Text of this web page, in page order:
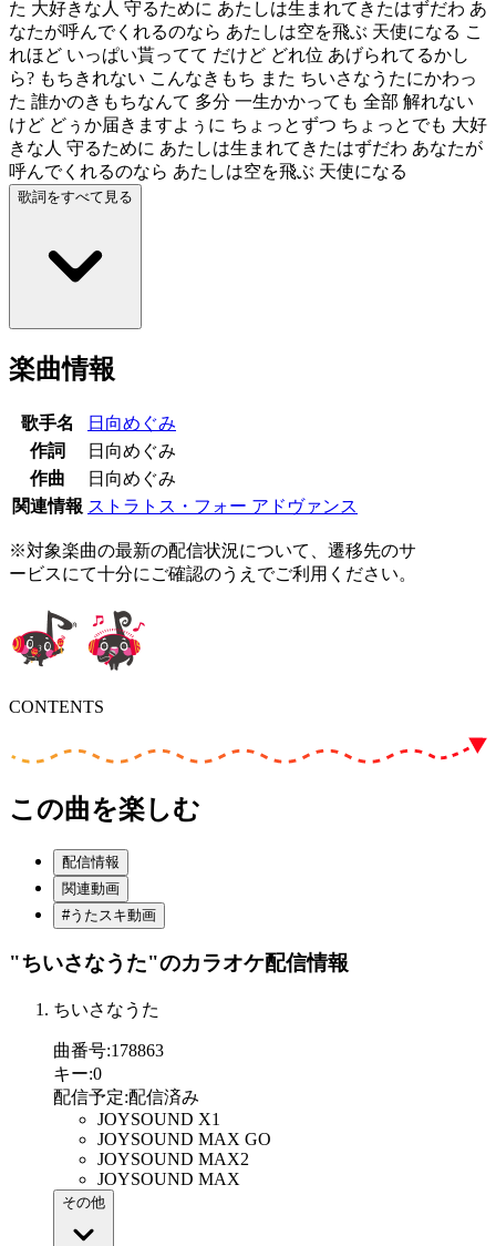
た 大好きな人 守るために あたしは生まれてきたはずだわ あ
なたが呼んでくれるのなら あたしは空を飛ぶ 天使になる こ
れほど いっぱい貰ってて だけど どれ位 あげられてるかし
ら? もちきれない こんなきもち また ちいさなうたにかわっ
た 誰かのきもちなんて 多分 一生かかっても 全部 解れない
けど どぅか届きますよぅに ちょっとずつ ちょっとでも 大好
きな人 守るために あたしは生まれてきたはずだわ あなたが
呼んでくれるのなら あたしは空を飛ぶ 天使になる
歌詞をすべて見る
楽曲情報
歌手名
日向めぐみ
作詞
日向めぐみ
作曲
日向めぐみ
関連情報 ストラトス・フォー アドヴァンス
※対象楽曲の最新の配信状況について、遷移先のサ
ービスにて十分にご確認のうえでご利用ください。
CONTENTS
この曲を楽しむ
配信情報
関連動画
#うたスキ動画
"ちいさなうた"のカラオケ配信情報
ちいさなうた
曲番号:178863
キー:0
配信予定:配信済み
JOYSOUND X1
JOYSOUND MAX GO
JOYSOUND MAX2
JOYSOUND MAX
その他